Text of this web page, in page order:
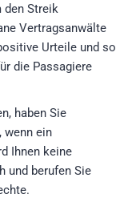
den Streik
Vertragsanwälte
Urteile und so
die Passagiere
haben Sie
wenn ein
Ihnen keine
und berufen Sie